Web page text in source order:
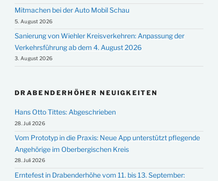
Mitmachen bei der Auto Mobil Schau
5. August 2026
Sanierung von Wiehler Kreisverkehren: Anpassung der
Verkehrsführung ab dem 4. August 2026
3. August 2026
DRABENDERHÖHER NEUIGKEITEN
Hans Otto Tittes: Abgeschrieben
28. Juli 2026
Vom Prototyp in die Praxis: Neue App unterstützt pflegende
Angehörige im Oberbergischen Kreis
28. Juli 2026
Erntefest in Drabenderhöhe vom 11. bis 13. September: